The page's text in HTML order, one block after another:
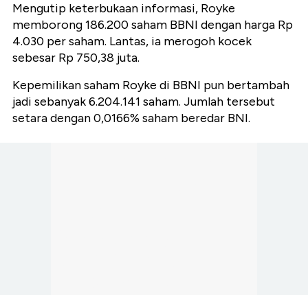
Mengutip keterbukaan informasi, Royke
memborong 186.200 saham BBNI dengan harga Rp
4.030 per saham. Lantas, ia merogoh kocek
sebesar Rp 750,38 juta.
Kepemilikan saham Royke di BBNI pun bertambah
jadi sebanyak 6.204.141 saham. Jumlah tersebut
setara dengan 0,0166% saham beredar BNI.